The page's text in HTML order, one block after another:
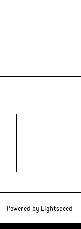
- Powered by Lightspeed